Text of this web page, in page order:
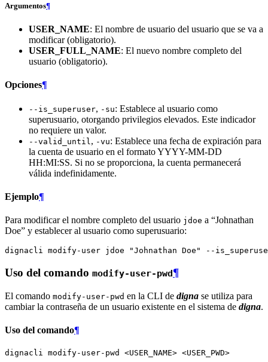
Argumentos¶
USER_NAME: El nombre de usuario del usuario que se va a
modificar (obligatorio).
USER_FULL_NAME: El nuevo nombre completo del
usuario (obligatorio).
Opciones¶
--is_superuser, -su: Establece al usuario como
superusuario, otorgando privilegios elevados. Este indicador
no requiere un valor.
--valid_until , -vu: Establece una fecha de expiración para
la cuenta de usuario en el formato YYYY-MM-DD
HH:MI:SS. Si no se proporciona, la cuenta permanecerá
válida indefinidamente.
Ejemplo¶
Para modificar el nombre completo del usuario jdoe a “Johnathan
Doe” y establecer al usuario como superusuario:
dignacli modify-user jdoe "Johnathan Doe"
Uso del comando modify-user-pwd¶
El comando modify-user-pwd en la CLI de digna se utiliza para
cambiar la contraseña de un usuario existente en el sistema de digna.
Uso del comando¶
dignacli modify-user-pwd <USER_NAME>